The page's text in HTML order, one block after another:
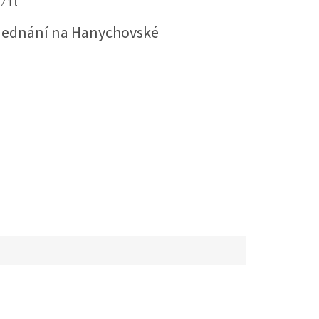
na Hanychovské